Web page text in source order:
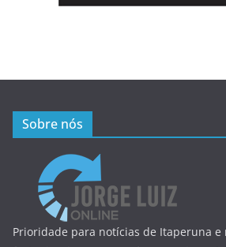
Sobre nós
Prioridade para notícias de Itaperuna e